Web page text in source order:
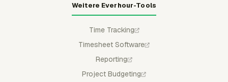
Weitere Everhour-Tools
Time Tracking
Timesheet Software
Reporting
Project Budgeting